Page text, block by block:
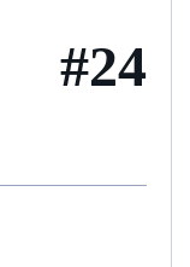
#24